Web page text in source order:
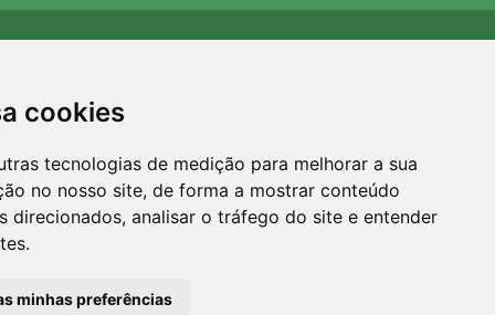
cookies
tecnologias de medição para melhorar a sua
no nosso site, de forma a mostrar conteúdo
direcionados, analisar o tráfego do site e entender
minhas preferências
Para cada encomenda plantamos uma árvore! Leia mais
Sobre nós